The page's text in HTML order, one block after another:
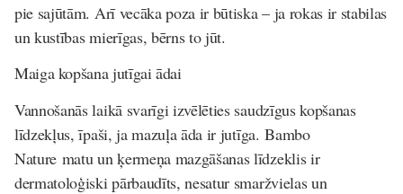
pie sajūtām. Arī vecāka poza ir būtiska – ja rokas ir stabilas
un kustības mierīgas, bērns to jūt.
Maiga kopšana jutīgai ādai
Vannošanās laikā svarīgi izvēlēties saudzīgus kopšanas
līdzekļus, īpaši, ja mazuļa āda ir jutīga.Bambo
Nature matu un ķermeņa mazgāšanas līdzeklis ir
dermatoloģiski pārbaudīts, nesatur smaržvielas un